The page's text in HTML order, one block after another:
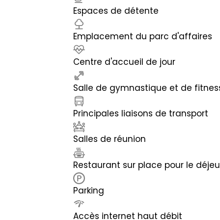
Espaces de détente
Emplacement du parc d'affaires
Centre d'accueil de jour
Salle de gymnastique et de
Principales liaisons de transport
Salles de réunion
Restaurant sur place pour le
Parking
Accès internet haut débit